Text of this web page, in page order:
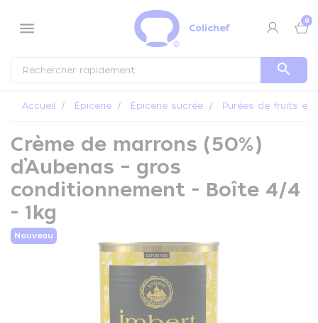
menu Colichef
0
search
Accueil Épicerie Épicerie sucrée Purées de fruits et
Crème de marrons (50%)
d’Aubenas – gros
conditionnement - Boîte 4/4
- 1kg
Nouveau